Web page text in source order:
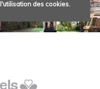
des cookies.